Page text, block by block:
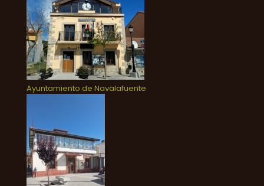
Ayuntamiento de Navalafuente